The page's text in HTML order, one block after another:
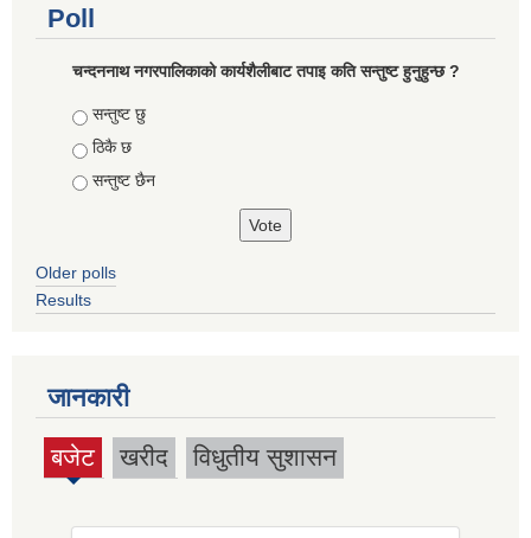
Poll
चन्दननाथ नगरपालिकाको कार्यशैलीबाट तपाइ कति सन्तुष्ट हुनुहुन्छ ?
Choices
सन्तुष्ट छु
ठिकै छ
सन्तुष्ट छैन
Older polls
Results
जानकारी
बजेट
(active
खरीद विधुतीय सुशासन